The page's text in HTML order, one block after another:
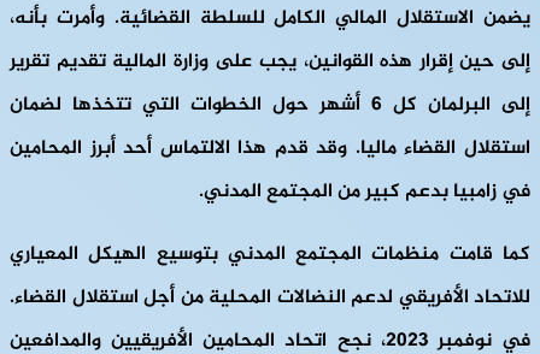
يضمن الاستقلال المالي الكامل للسلطة القضائية. وأمرت بأنه،
إلى حين إقرار هذه القوانين، يجب على وزارة المالية تقديم تقرير
إلى البرلمان كل 6 أشهر حول الخطوات التي تتخذها لضمان
استقلال القضاء ماليا. وقد قدم هذا الالتماس أحد أبرز المحامين
في زامبيا بدعم كبير من المجتمع المدني.
كما قامت منظمات المجتمع المدني بتوسيع الهيكل المعياري
للاتحاد الأفريقي لدعم النضالات المحلية من أجل استقلال القضاء.
في نوفمبر 2023، نجح اتحاد المحامين الأفريقيين والمدافعين